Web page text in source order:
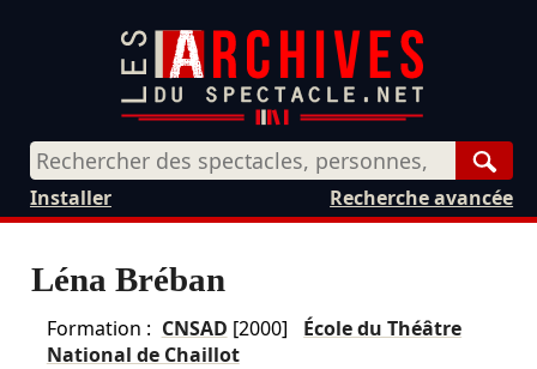
Recherche avancée
Installer
Léna Bréban
Formation : CNSAD [2000]
École du Théâtre
National de Chaillot